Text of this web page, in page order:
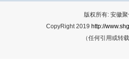
版权所有: 安徽
CopyRight 2019 http://
（任何引用或转